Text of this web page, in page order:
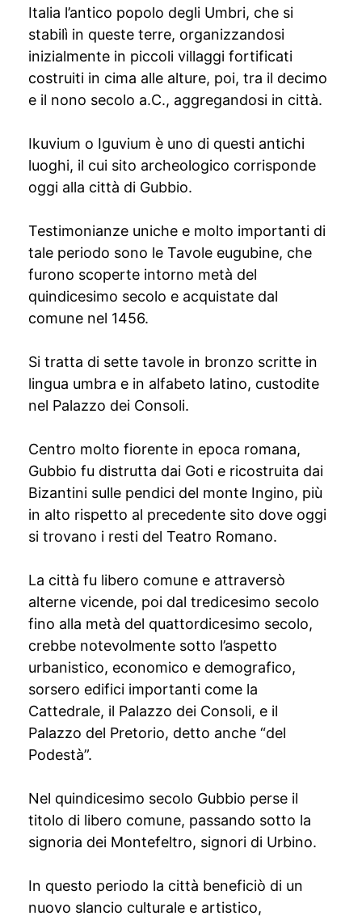
Italia l’antico popolo degli Umbri, che si
stabilì in queste terre, organizzandosi
inizialmente in piccoli villaggi fortificati
costruiti in cima alle alture, poi, tra il decimo
e il nono secolo a.C., aggregandosi in città.
Ikuvium o Iguvium è uno di questi antichi
luoghi, il cui sito archeologico corrisponde
oggi alla città di Gubbio.
Testimonianze uniche e molto importanti di
tale periodo sono le Tavole eugubine, che
furono scoperte intorno metà del
quindicesimo secolo e acquistate dal
comune nel 1456.
Si tratta di sette tavole in bronzo scritte in
lingua umbra e in alfabeto latino, custodite
nel Palazzo dei Consoli.
Centro molto fiorente in epoca romana,
Gubbio fu distrutta dai Goti e ricostruita dai
Bizantini sulle pendici del monte Ingino, più
in alto rispetto al precedente sito dove oggi
si trovano i resti del Teatro Romano.
La città fu libero comune e attraversò
alterne vicende, poi dal tredicesimo secolo
fino alla metà del quattordicesimo secolo,
crebbe notevolmente sotto l’aspetto
urbanistico, economico e demografico,
sorsero edifici importanti come la
Cattedrale, il Palazzo dei Consoli, e il
Palazzo del Pretorio, detto anche “del
Podestà”.
Nel quindicesimo secolo Gubbio perse il
titolo di libero comune, passando sotto la
signoria dei Montefeltro, signori di Urbino.
In questo periodo la città beneficiò di un
nuovo slancio culturale e artistico,